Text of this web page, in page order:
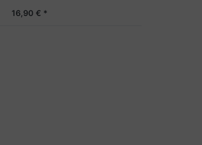
16,90 € *